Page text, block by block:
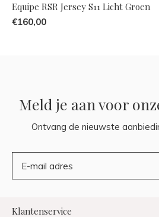
Equipe RSR Jersey S11 Licht Groen
€160,00
Meld je aan voor
Ontvang de nieuwste
Klantenservice